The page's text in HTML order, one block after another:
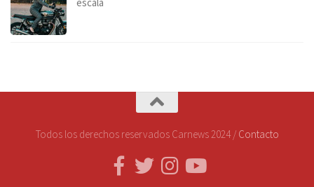
escala
Todos los derechos reservados Carnews 2024 / Contacto